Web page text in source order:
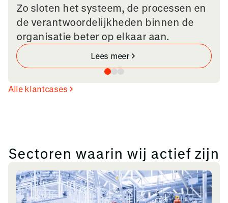
Zo sloten het systeem, de processen en
de verantwoordelijkheden binnen de
organisatie beter op elkaar aan.
Lees meer
Alle klantcases
Sectoren waarin wij actief zijn